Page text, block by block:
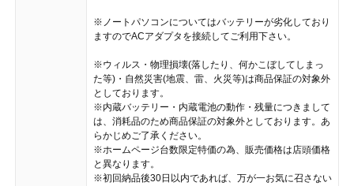
※ノートパソコンについてはバッテリーが劣化しており
ますのでACアダプタを接続してご利用下さい。
※ウィルス・物理損壊(落したり、何かこぼしてしまっ
た等)・自然災害(地震、雷、火災等)は商品保証の対象外
としております。
※内蔵バッテリー・内蔵電池の動作・残量につきまして
は、消耗品のため商品保証の対象外としております。あ
らかじめご了承ください。
※ホームページ台数限定特価の為、販売価格は店頭価格
と異なります。
※初回納品後30日以内であれば、万が一お気に召さない